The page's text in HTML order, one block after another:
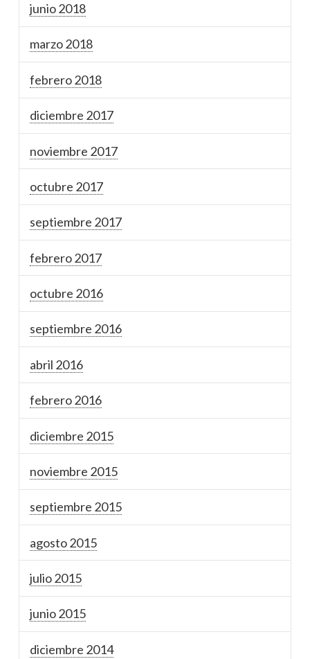
junio 2018
marzo 2018
febrero 2018
diciembre 2017
noviembre 2017
octubre 2017
septiembre 2017
febrero 2017
octubre 2016
septiembre 2016
abril 2016
febrero 2016
diciembre 2015
noviembre 2015
septiembre 2015
agosto 2015
julio 2015
junio 2015
diciembre 2014